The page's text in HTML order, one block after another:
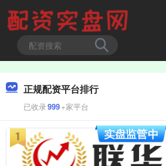
正规配资平台排行
已收录999+家平台